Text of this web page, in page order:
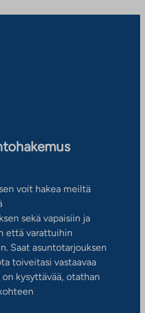
voit hakea meiltä
sekä vapaisiin ja
että varattuihin
Saat asuntotarjouksen
toiveitasi vastaavaa
kysyttävää, otathan